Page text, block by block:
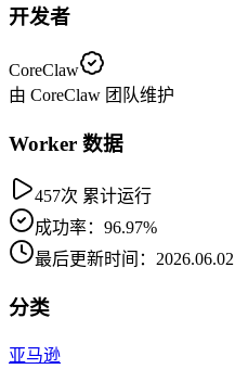
开发者
CoreClaw
由 CoreClaw 团队维护
Worker 数据
457次 累计运行
成功率：96.97%
最后更新时间：2026.06.02
分类
亚马逊